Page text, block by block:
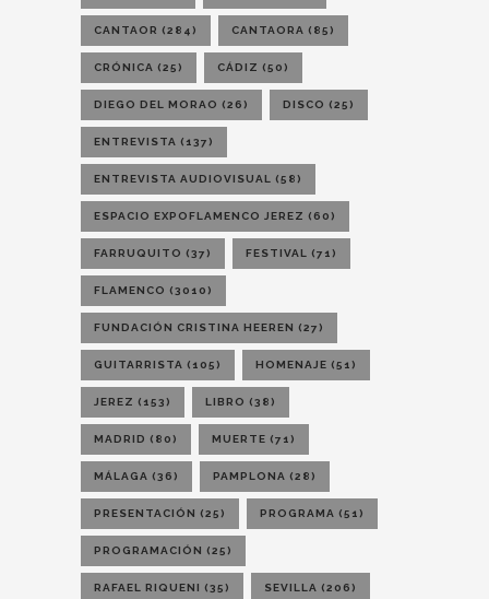
CANTAOR (284) CANTAORA (85)
CRÓNICA (25) CÁDIZ (50)
DIEGO DEL MORAO (26) DISCO (25)
ENTREVISTA (137)
ENTREVISTA AUDIOVISUAL (58)
ESPACIO EXPOFLAMENCO JEREZ (60)
FARRUQUITO (37) FESTIVAL (71)
FLAMENCO (3010)
FUNDACIÓN CRISTINA HEEREN (27)
GUITARRISTA (105) HOMENAJE (51)
JEREZ (153) LIBRO (38)
MADRID (80) MUERTE (71)
MÁLAGA (36) PAMPLONA (28)
PRESENTACIÓN (25) PROGRAMA (51)
PROGRAMACIÓN (25)
RAFAEL RIQUENI (35) SEVILLA (206)